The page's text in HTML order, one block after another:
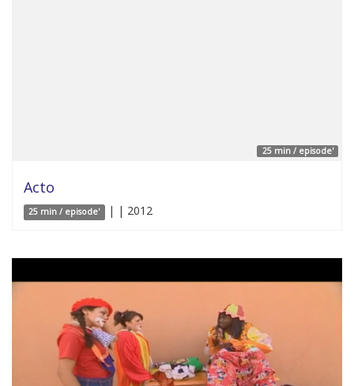
25 min / episode'
Acto
25 min / episode' | | 2012